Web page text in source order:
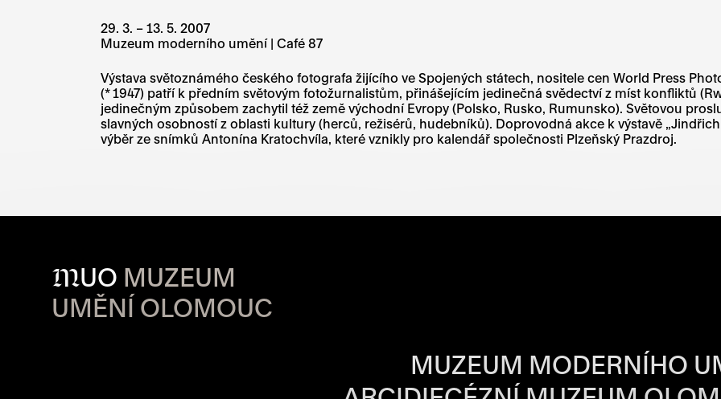
29. 3. – 13. 5. 2007
Muzeum moderního umění | Café 87
Výstava světoznámého českého fotografa žijícího ve Spojených státech, nositele cen World Press
(* 1947) patří k předním světovým fotožurnalistům, přinášejícím jedinečná svědectví z míst konfliktů
jedinečným způsobem zachytil též země východní Evropy (Polsko, Rusko, Rumunsko). Světovou
slavných osobností z oblasti kultury (herců, režisérů, hudebníků). Doprovodná akce k výstavě
výběr ze snímků Antonína Kratochvíla, které vznikly pro kalendář společnosti Plzeňský Prazdroj.
MUO MUZEUM
UMĚNÍ OLOMOUC
OTVÍRACÍ DOBAMUZEUM MODERNÍHO